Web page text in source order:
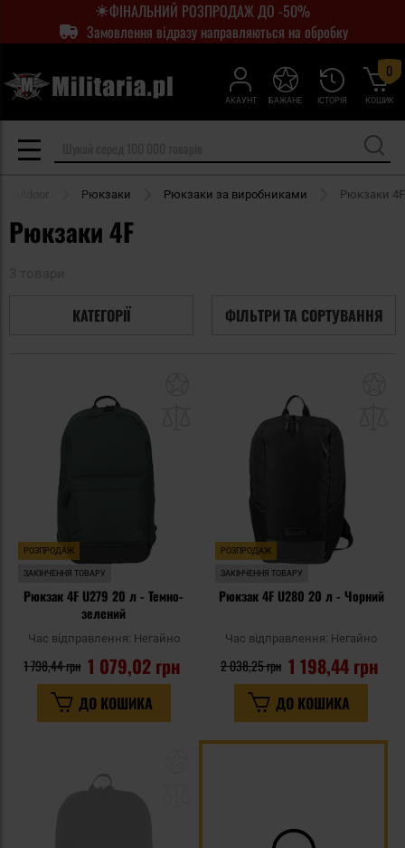
ФІНАЛЬНИЙ РОЗПРОДАЖ ДО -50%
Замовлення відразу направляються на обробку
АКАУНТ ІСТОРІЯ
БАЖАНЕ КОШИК
0
Outdoor Рюкзаки Рюкзаки за виробниками Рюкзаки 4F
Рюкзаки 4F
КАТЕГОРІЇ ФІЛЬТРИ ТА СОРТУВАННЯ
уподобань
РОЗПРОДАЖ
ЗАКІНЧЕННЯ ТОВАРУ
Рюкзак 4F U279 20 л - Темно-
зелений
Час відправлення: Негайно
1 079,02 грн
1 798,44 грн
ДО КОШИКА
РОЗПРОДАЖ
ЗАКІНЧЕННЯ ТОВАРУ
Рюкзак 4F U280 20 л - Чорний
Час відправлення: Негайно
1 198,44 грн
2 038,25 грн
ДО КОШИКА